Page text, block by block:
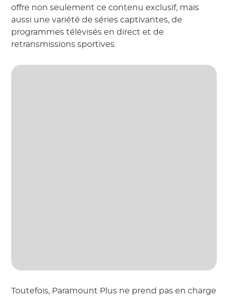
offre non seulement ce contenu exclusif, mais
aussi une variété de séries captivantes, de
programmes télévisés en direct et de
retransmissions sportives.
Toutefois, Paramount Plus ne prend pas en charge